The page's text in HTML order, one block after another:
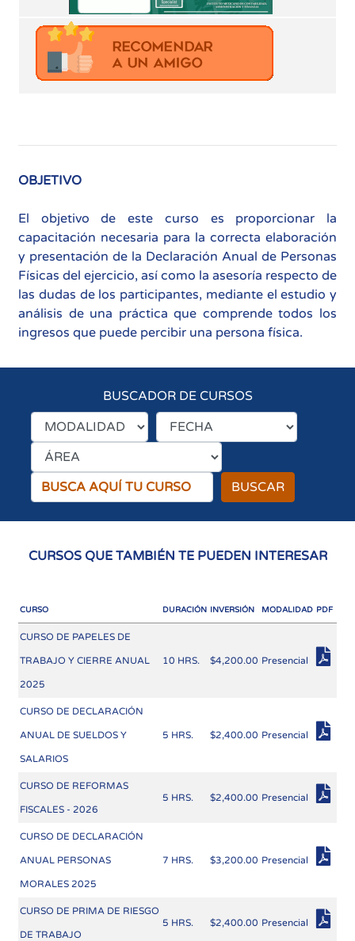
OBJETIVO
El objetivo de este curso es proporcionar la
capacitación necesaria para la correcta elaboración
y presentación de la Declaración Anual de Personas
Físicas del ejercicio, así como la asesoría respecto de
las dudas de los participantes, mediante el estudio y
análisis de una práctica que comprende todos los
ingresos que puede percibir una persona física.
BUSCADOR DE CURSOS
BUSCAR
CURSOS QUE TAMBIÉN TE PUEDEN INTERESAR
CURSO DURACIÓN INVERSIÓN MODALIDAD PDF
CURSO DE PAPELES DE
TRABAJO Y CIERRE ANUAL
2025
10 HRS. $4,200.00 Presencial
CURSO DE DECLARACIÓN
ANUAL DE SUELDOS Y
SALARIOS
5 HRS. $2,400.00 Presencial
CURSO DE REFORMAS
FISCALES - 2026
5 HRS. $2,400.00 Presencial
CURSO DE DECLARACIÓN
ANUAL PERSONAS
MORALES 2025
7 HRS. $3,200.00 Presencial
CURSO DE PRIMA DE RIESGO
DE TRABAJO
5 HRS. $2,400.00 Presencial